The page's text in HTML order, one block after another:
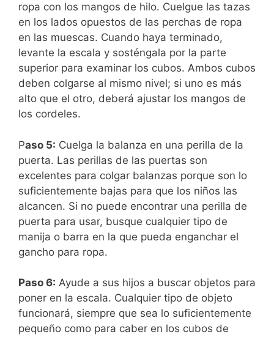
ropa con los mangos de hilo. Cuelgue las tazas
en los lados opuestos de las perchas de ropa
en las muescas. Cuando haya terminado,
levante la escala y sosténgala por la parte
superior para examinar los cubos. Ambos cubos
deben colgarse al mismo nivel; si uno es más
alto que el otro, deberá ajustar los mangos de
los cordeles.
Paso 5: Cuelga la balanza en una perilla de la
puerta. Las perillas de las puertas son
excelentes para colgar balanzas porque son lo
suficientemente bajas para que los niños las
alcancen. Si no puede encontrar una perilla de
puerta para usar, busque cualquier tipo de
manija o barra en la que pueda enganchar el
gancho para ropa.
Paso 6: Ayude a sus hijos a buscar objetos para
poner en la escala. Cualquier tipo de objeto
funcionará, siempre que sea lo suficientemente
pequeño como para caber en los cubos de